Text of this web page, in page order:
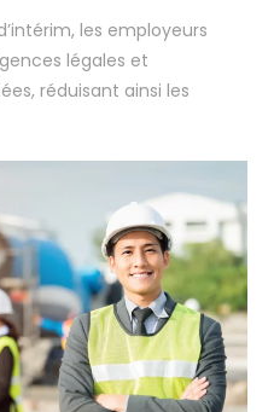
les employeurs
légales et
réduisant ainsi les